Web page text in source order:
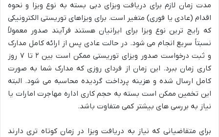
مدت زمان لازم برای دریافت ویزای دبی بسته به نوع ویزا و نحوه
اقدام (عادی یا فوری) متغیر است. برای ویزاهای توریستی الکترونیکی
که رایج ترین نوع ویزا برای ایرانیان هستند فرآیند صدور معمولاً
نسبتاً سریع انجام می شود. در حالت عادی پس از ارائه کامل مدارک
و ثبت درخواست صدور ویزای توریستی ممکن است بین ۲ تا ۷ روز
کاری زمان ببرد. این زمان از فردای روزی که مدارک شما به صورت
کامل ارسال شده و هزینه پرداخت گردیده محاسبه می شود. البته
این تخمین ممکن است بسته به حجم کاری اداره مهاجرت امارات یا
نیاز به بررسی های بیشتر کمی متفاوت باشد.
برای متقاضیانی که نیاز به دریافت ویزا در زمان کوتاه تری دارند